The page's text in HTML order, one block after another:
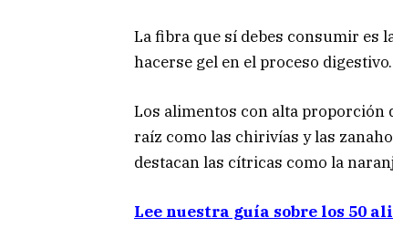
La fibra que sí debes consumir es
hacerse gel en el proceso
Los alimentos con alta proporción
raíz como las chirivías y las
destacan las cítricas como la
Lee nuestra guía sobre los 50